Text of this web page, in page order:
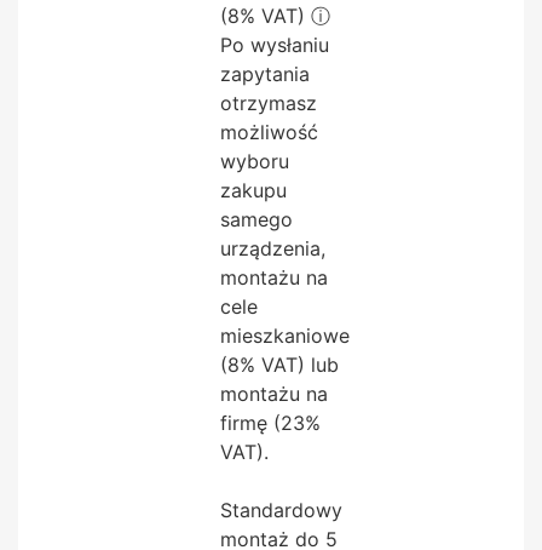
(8% VAT) ⓘ
Po wysłaniu
zapytania
otrzymasz
możliwość
wyboru
zakupu
samego
urządzenia,
montażu na
cele
mieszkaniowe
(8% VAT) lub
montażu na
firmę (23%
VAT).
Standardowy
montaż do 5